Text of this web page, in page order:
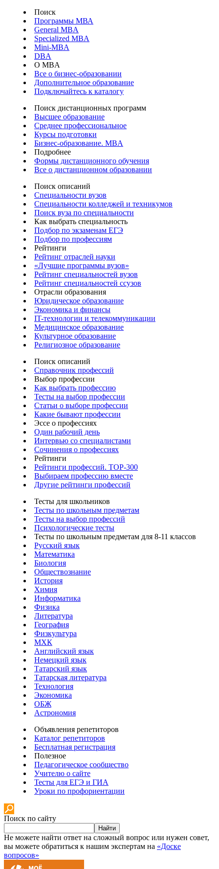
Поиск
Программы МВА
General MBA
Specialized MBA
Mini-MBA
DBA
О MBA
Все о бизнес-образовании
Дополнительное образование
Подключайтесь к каталогу
Поиск дистанционных программ
Высшее образование
Среднее профессиональное
Курсы подготовки
Бизнес-образование. MBA
Подробнее
Формы дистанционного обучения
Все о дистанционном образовании
Поиск описаний
Специальности вузов
Специальности колледжей и техникумов
Поиск вуза по специальности
Как выбрать специальность
Подбор по экзаменам ЕГЭ
Подбор по профессиям
Рейтинги
Рейтинг отраслей науки
«Лучшие программы вузов»
Рейтинг специальностей вузов
Рейтинг специальностей ссузов
Отрасли образования
Юридическое образование
Экономика и финансы
IT-технологии и телекоммуникации
Медицинское образование
Культурное образование
Религиозное образование
Поиск описаний
Справочник профессий
Выбор профессии
Как выбрать профессию
Тесты на выбор профессии
Статьи о выборе профессии
Какие бывают профессии
Эссе о профессиях
Один рабочий день
Интервью со специалистами
Сочинения о профессиях
Рейтинги
Рейтинги профессий. TOP-300
Выбираем профессию вместе
Другие рейтинги профессий
Тесты для школьников
Тесты по школьным предметам
Тесты на выбор профессий
Психологические тесты
Тесты по школьным предметам для 8-11 классов
Русский язык
Математика
Биология
Обществознание
История
Химия
Информатика
Физика
Литература
География
Физкультура
МХК
Английский язык
Немецкий язык
Татарский язык
Татарская литература
Технология
Экономика
ОБЖ
Астрономия
Объявления репетиторов
Каталог репетиторов
Бесплатная регистрация
Полезное
Педагогическое сообщество
Учителю о сайте
Тесты для ЕГЭ и ГИА
Уроки по профориентации
Поиск по сайту
Найти
Не можете найти ответ на сложный вопрос или нужен совет,
вы можете обратиться к нашим экспертам на «Доске
вопросов»